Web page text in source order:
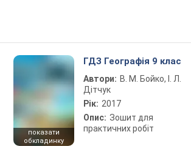
показати
обкладинку
ГДЗ Географія 9 клас
Автори: В. М. Бойко, І. Л.
Дітчук
Рік: 2017
Опис: Зошит для
практичних робіт